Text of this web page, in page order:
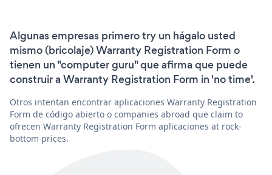
Algunas empresas primero try un hágalo usted
mismo (bricolaje) Warranty Registration Form o
tienen un "computer guru" que afirma que puede
construir a Warranty Registration Form in 'no time'.
Otros intentan encontrar aplicaciones Warranty Registration
Form de código abierto o companies abroad que claim to
ofrecen Warranty Registration Form aplicaciones at rock-
bottom prices.